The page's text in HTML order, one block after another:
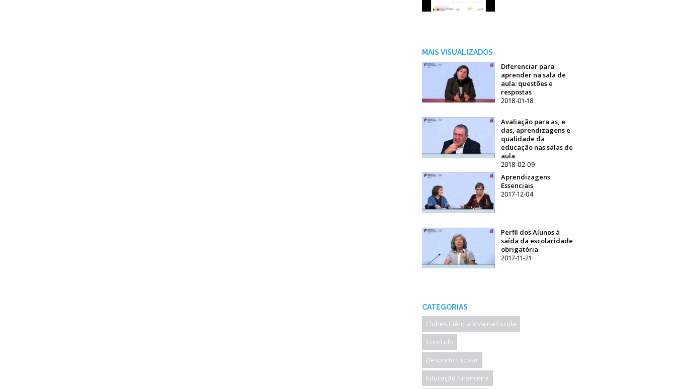
MAIS VISUALIZADOS
Diferenciar para
aprender na sala de
aula: questões e
respostas
2018-01-18
Avaliação para as, e
das, aprendizagens e
qualidade da
educação nas salas de
aula
2018-02-09
Aprendizagens
Essenciais
2017-12-04
Perfil dos Alunos à
saída da escolaridade
obrigatória
2017-11-21
CATEGORIAS
Clubes Ciência Viva na Escola
Currículo
Desporto Escolar
Educação Financeira